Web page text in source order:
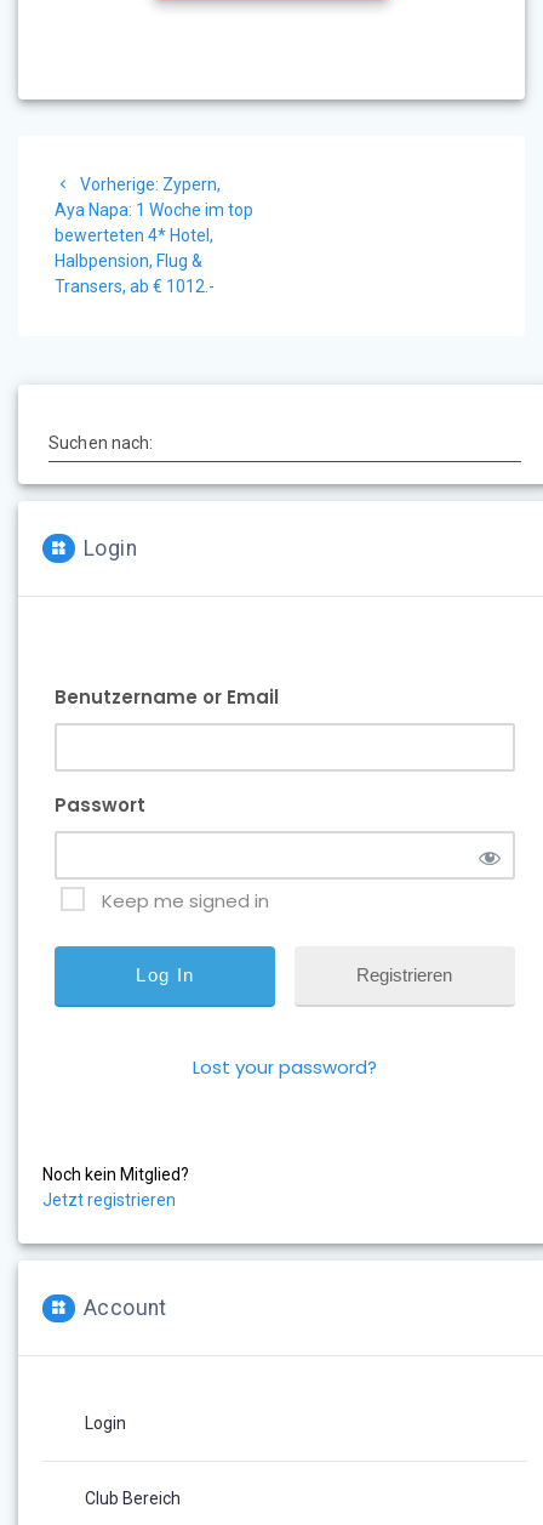
Vorherige: Vorheriger
Beitrag:
Zypern,
Aya Napa: 1 Woche im top
bewerteten 4* Hotel,
Halbpension, Flug &
Transers, ab € 1012.-
Suchen nach:
Login
Benutzername or Email
Passwort
Keep me signed in
Registrieren
Lost your password?
Noch kein Mitglied?
Jetzt registrieren
Account
Login
Club Bereich